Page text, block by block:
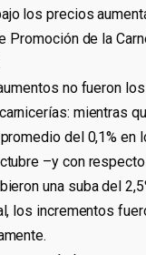
los precios
Promoción de la
no fueron
mientras
del 0,1% en
–y con
una suba del
los incrementos